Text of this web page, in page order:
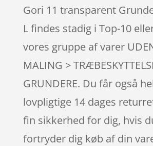
Gori 11 transparent
L findes stadig i Top-10
vores gruppe af varer
MALING >
GRUNDERE. Du får også
lovpligtige 14 dages
fin sikkerhed for dig, hvis
fortryder dig køb af din